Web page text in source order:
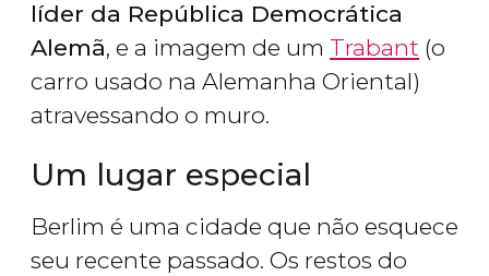
líder da República Democrática
Alemã, e a imagem de um Trabant (o
carro usado na Alemanha Oriental)
atravessando o muro.
Um lugar especial
Berlim é uma cidade que não esquece
seu recente passado. Os restos do